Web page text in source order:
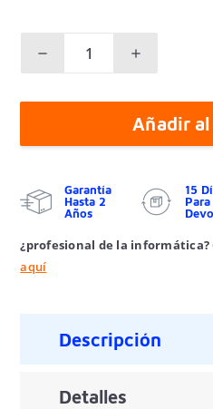
Añadir
Garantía
Hasta 2
Años
15
Para
¿profesional de la
aquí
Descripción
Detalles